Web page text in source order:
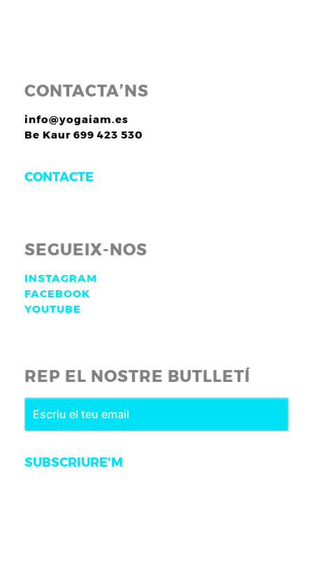
CONTACTA’NS
info@yogaiam.es
Be Kaur 699 423 530
CONTACTE
SEGUEIX-NOS
INSTAGRAM
FACEBOOK
YOUTUBE
REP EL NOSTRE BUTLLETÍ
SUBSCRIURE'M